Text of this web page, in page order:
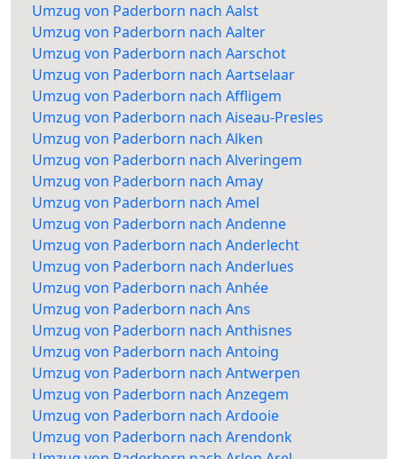
Umzug von Paderborn nach Aalst
Umzug von Paderborn nach Aalter
Umzug von Paderborn nach Aarschot
Umzug von Paderborn nach Aartselaar
Umzug von Paderborn nach Affligem
Umzug von Paderborn nach Aiseau-Presles
Umzug von Paderborn nach Alken
Umzug von Paderborn nach Alveringem
Umzug von Paderborn nach Amay
Umzug von Paderborn nach Amel
Umzug von Paderborn nach Andenne
Umzug von Paderborn nach Anderlecht
Umzug von Paderborn nach Anderlues
Umzug von Paderborn nach Anhée
Umzug von Paderborn nach Ans
Umzug von Paderborn nach Anthisnes
Umzug von Paderborn nach Antoing
Umzug von Paderborn nach Antwerpen
Umzug von Paderborn nach Anzegem
Umzug von Paderborn nach Ardooie
Umzug von Paderborn nach Arendonk